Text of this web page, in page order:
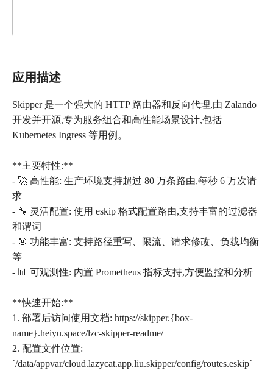
应用描述
Skipper 是一个强大的 HTTP 路由器和反向代理,由 Zalando
开发并开源,专为服务组合和高性能场景设计,包括
Kubernetes Ingress 等用例。
**主要特性:**
- 🚀 高性能: 生产环境支持超过 80 万条路由,每秒 6 万次请
求
- 🔧 灵活配置: 使用 eskip 格式配置路由,支持丰富的过滤器
和谓词
- 🎯 功能丰富: 支持路径重写、限流、请求修改、负载均衡
等
- 📊 可观测性: 内置 Prometheus 指标支持,方便监控和分析
**快速开始:**
1. 部署后访问使用文档: https://skipper.{box-
name}.heiyu.space/lzc-skipper-readme/
2. 配置文件位置:
`/data/appvar/cloud.lazycat.app.liu.skipper/config/routes.eskip`